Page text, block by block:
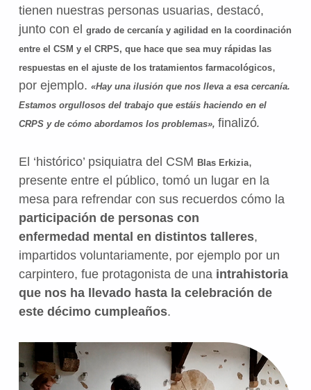
tienen nuestras personas usuarias, destacó,
junto con el grado de cercanía y agilidad en la coordinación
entre el CSM y el CRPS, que hace que sea muy rápidas las
respuestas en el ajuste de los tratamientos farmacológicos,
por ejemplo. «Hay una ilusión que nos lleva a esa cercanía.
Estamos orgullosos del trabajo que estáis haciendo en el
CRPS y de cómo abordamos los problemas», finalizó.
El ‘histórico’ psiquiatra del CSM Blas Erkizia,
presente entre el público, tomó un lugar en la
mesa para refrendar con sus recuerdos cómo la
participación de personas con
enfermedad mental en distintos talleres,
impartidos voluntariamente, por ejemplo por un
carpintero, fue protagonista de una intrahistoria
que nos ha llevado hasta la celebración de
este décimo cumpleaños.